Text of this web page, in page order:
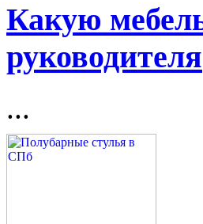
Какую
руководителя
...